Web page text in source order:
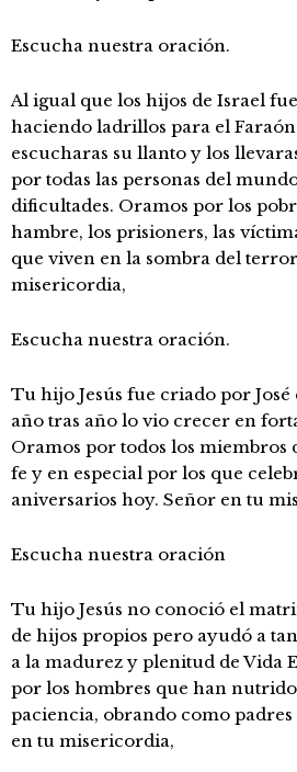
Escucha nuestra oración.
Al igual que los hijos de Israel
haciendo ladrillos para el Faraón
escucharas su llanto y los
por todas las personas del
dificultades. Oramos por los
hambre, los prisioners, las
que viven en la sombra del
misericordia,
Escucha nuestra oración.
Tu hijo Jesús fue criado por
año tras año lo vio crecer en
Oramos por todos los miembros
fe y en especial por los que
aniversarios hoy. Señor en tu
Escucha nuestra oración
Tu hijo Jesús no conoció el
de hijos propios pero ayudó a
a la madurez y plenitud de Vida
por los hombres que han
paciencia, obrando como
en tu misericordia,